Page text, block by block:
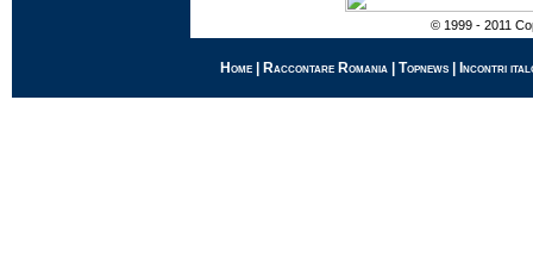
© 1999 - 2011
Home Raccontare Romania Topnews Incontri